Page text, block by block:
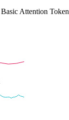
Basic Attention Token